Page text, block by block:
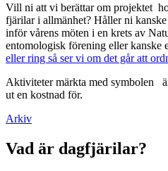
Vill ni att vi berättar om projektet
fjärilar i allmänhet? Håller ni
inför vårens möten i en krets av
entomologisk förening eller kanske
eller ring så ser vi om det går att
Aktiviteter märkta med symbolen
ut en kostnad för.
Arkiv
Vad är dagfjärilar?